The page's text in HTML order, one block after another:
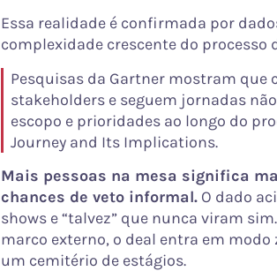
Essa realidade é confirmada por
complexidade crescente do processo
Pesquisas da Gartner mostram que
stakeholders e seguem jornadas
escopo e prioridades ao longo do
Journey and Its Implications.
Mais pessoas na mesa significa
chances de veto informal. O dado
shows e “talvez” que nunca viram
marco externo, o deal entra em modo
um cemitério de estágios.